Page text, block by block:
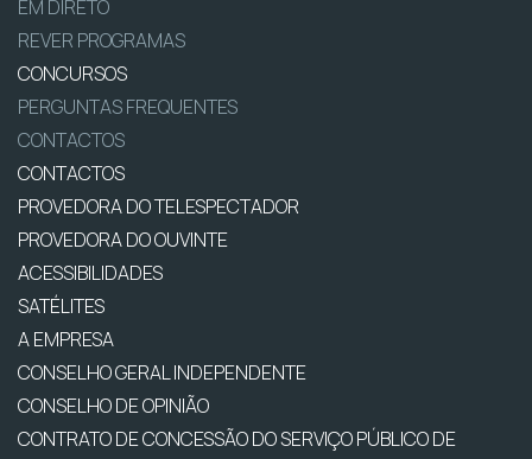
EM DIRETO
REVER PROGRAMAS
CONCURSOS
PERGUNTAS FREQUENTES
CONTACTOS
CONTACTOS
PROVEDORA DO TELESPECTADOR
PROVEDORA DO OUVINTE
ACESSIBILIDADES
SATÉLITES
A EMPRESA
CONSELHO GERAL INDEPENDENTE
CONSELHO DE OPINIÃO
CONTRATO DE CONCESSÃO DO SERVIÇO PÚBLICO DE